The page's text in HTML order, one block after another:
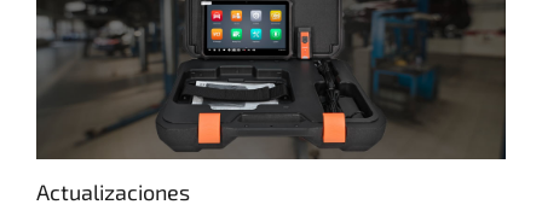
Actualizaciones